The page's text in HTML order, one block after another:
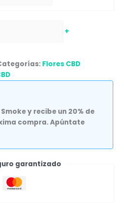
+
Flores CBD
y recibe un 20% de
compra. Apúntate
garantizado